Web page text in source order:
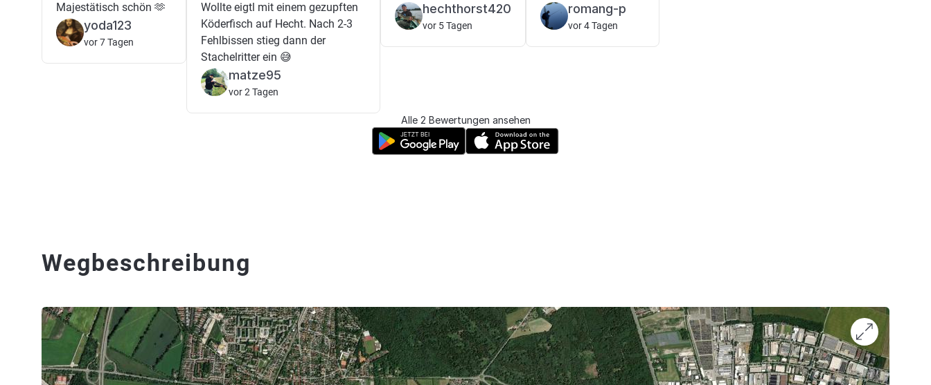
Majestätisch schön 🫶
yoda123
vor 7 Tagen
Wollte eigtl mit einem gezupften
Köderfisch auf Hecht. Nach 2-3
Fehlbissen stieg dann der
Stachelritter ein 😅
matze95
vor 2 Tagen
hechthorst420
vor 5 Tagen
romang-p
vor 4 Tagen
Alle 2 Bewertungen ansehen
Wegbeschreibung